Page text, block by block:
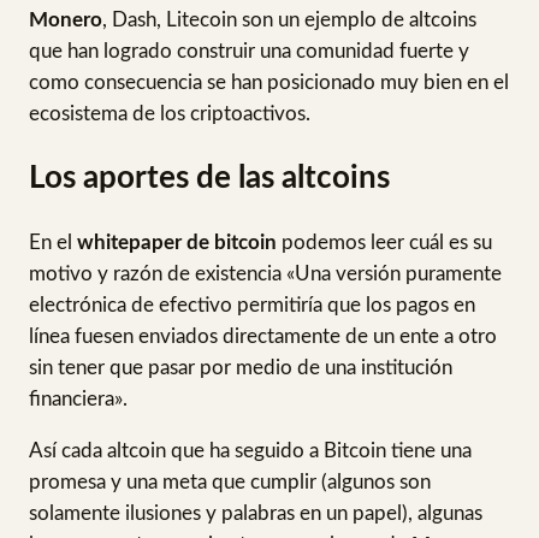
Monero, Dash, Litecoin son un ejemplo de altcoins
que han logrado construir una comunidad fuerte y
como consecuencia se han posicionado muy bien en el
ecosistema de los criptoactivos.
Los aportes de las altcoins
En el whitepaper de bitcoin podemos leer cuál es su
motivo y razón de existencia «Una versión puramente
electrónica de efectivo permitiría que los pagos en
línea fuesen enviados directamente de un ente a otro
sin tener que pasar por medio de una institución
financiera».
Así cada altcoin que ha seguido a Bitcoin tiene una
promesa y una meta que cumplir (algunos son
solamente ilusiones y palabras en un papel), algunas